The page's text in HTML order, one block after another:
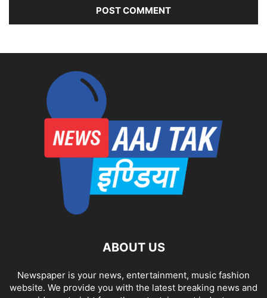
ABOUT US
Newspaper is your news, entertainment, music fashion
website. We provide you with the latest breaking news and